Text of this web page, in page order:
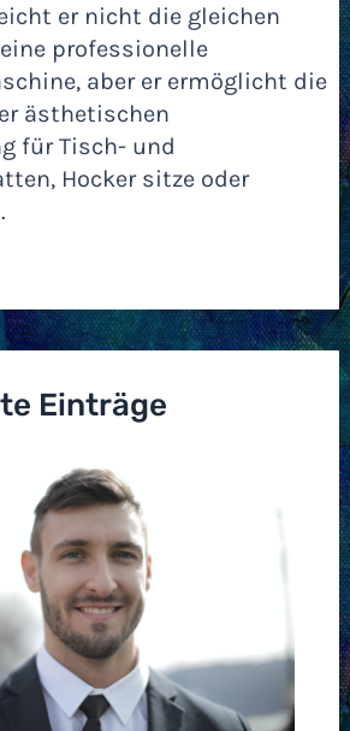
er nicht die gleichen
professionelle
aber er ermöglicht die
ästhetischen
für Tisch- und
Hocker sitze oder
Einträge